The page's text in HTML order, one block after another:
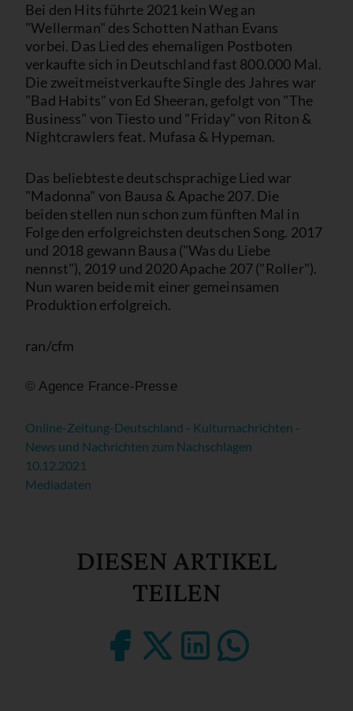
Bei den Hits führte 2021 kein Weg an
"Wellerman" des Schotten Nathan Evans
vorbei. Das Lied des ehemaligen Postboten
verkaufte sich in Deutschland fast 800.000 Mal.
Die zweitmeistverkaufte Single des Jahres war
"Bad Habits" von Ed Sheeran, gefolgt von "The
Business" von Tiesto und "Friday" von Riton &
Nightcrawlers feat. Mufasa & Hypeman.
Das beliebteste deutschsprachige Lied war
"Madonna" von Bausa & Apache 207. Die
beiden stellen nun schon zum fünften Mal in
Folge den erfolgreichsten deutschen Song. 2017
und 2018 gewann Bausa ("Was du Liebe
nennst"), 2019 und 2020 Apache 207 ("Roller").
Nun waren beide mit einer gemeinsamen
Produktion erfolgreich.
ran/cfm
© Agence France-Presse
Online-Zeitung-Deutschland - Kulturnachrichten -
News und Nachrichten zum Nachschlagen
10.12.2021
Mediadaten
DIESEN ARTIKEL
TEILEN